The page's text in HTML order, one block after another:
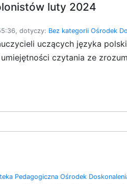
luty 2024
dotyczy: Bez kategorii Ośrodek
uczących języka
czytania ze
Pedagogiczna Ośrodek